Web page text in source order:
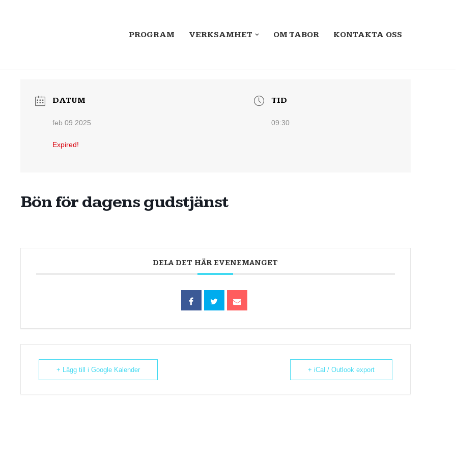
PROGRAM VERKSAMHET OM TABOR KONTAKTA OSS
DATUM
feb 09 2025
Expired!
TID
09:30
Bön för dagens gudstjänst
DELA DET HÄR EVENEMANGET
+ Lägg till i Google Kalender + iCal / Outlook export